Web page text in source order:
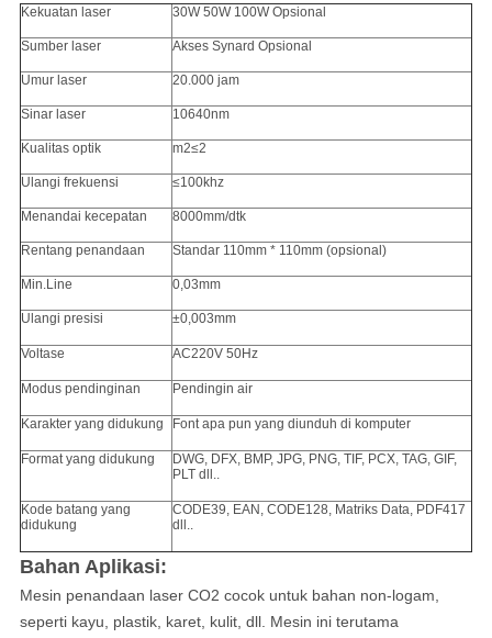
Kekuatan laser 30W 50W 100W Opsional
Sumber laser Akses Synard Opsional
Umur laser 20.000 jam
Sinar laser 10640nm
Kualitas optik m2≤2
Ulangi frekuensi ≤100khz
Menandai kecepatan 8000mm/dtk
Rentang penandaan Standar 110mm * 110mm (opsional)
Min.Line 0,03mm
Ulangi presisi ±0,003mm
Voltase AC220V 50Hz
Modus pendinginan Pendingin air
Karakter yang didukung Font apa pun yang diunduh di komputer
Format yang didukung
DWG, DFX, BMP, JPG, PNG, TIF, PCX, TAG, GIF,
PLT dll..
Kode batang yang
didukung
CODE39, EAN, CODE128, Matriks Data, PDF417
dll..
Bahan Aplikasi:
Mesin penandaan laser CO2 cocok untuk bahan non-logam,
seperti kayu, plastik, karet, kulit, dll. Mesin ini terutama